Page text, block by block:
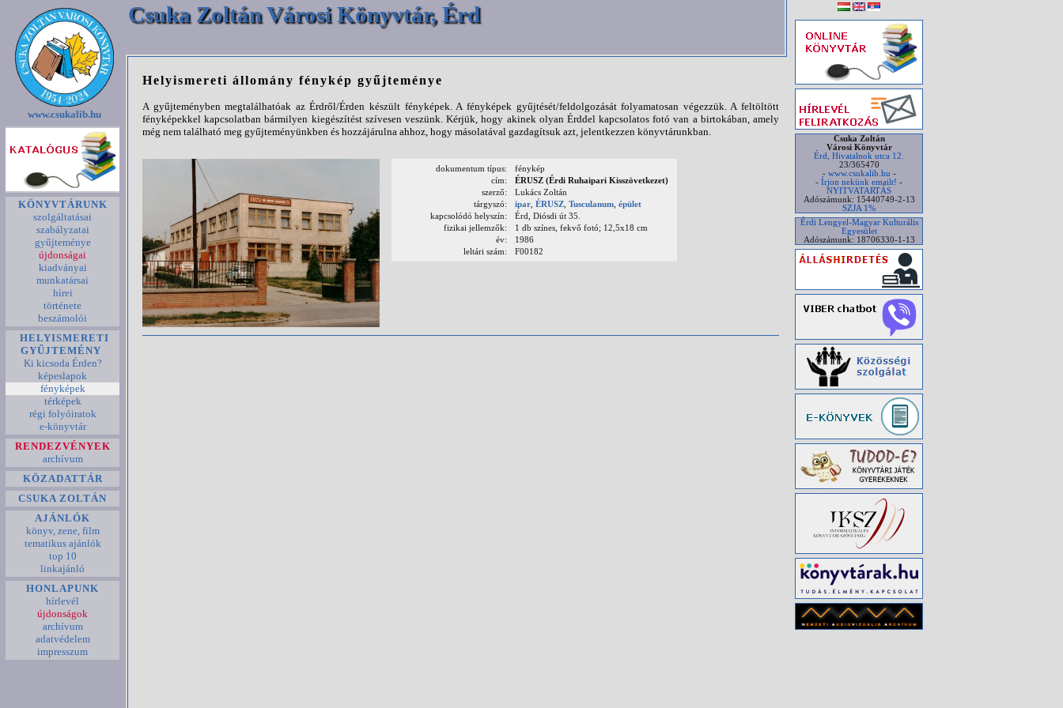
Csuka Zoltán Városi Könyvtár, Érd
www.csukalib.hu
KÖNYVTÁRUNK
szolgáltatásai
szabályzatai
gyűjteménye
újdonságai
kiadványai
munkatársai
hírei
története
beszámolói
HELYISMERETI
GYŰJTEMÉNY
Ki kicsoda Érden?
képeslapok
fényképek
térképek
régi folyóiratok
e-könyvtár
RENDEZVÉNYEK
archívum
KÖZADATTÁR
CSUKA ZOLTÁN
AJÁNLÓK
könyv, zene, film
tematikus ajánlók
top 10
linkajánló
HONLAPUNK
hírlevél
újdonságok
archívum
adatvédelem
impresszum
Helyismereti állomány fénykép gyűjteménye
A gyűjteményben megtalálhatóak az Érdről/Érden készült fényképek. A fényképek gyűjtését/feldolgozását folyamatosan végezzük. A feltöltött
fényképekkel kapcsolatban bármilyen kiegészítést szívesen veszünk. Kérjük, hogy akinek olyan Érddel kapcsolatos fotó van a birtokában, amely
még nem található meg gyűjteményünkben és hozzájárulna ahhoz, hogy másolatával gazdagítsuk azt, jelentkezzen könyvtárunkban.
dokumentum típus:
fénykép
cím:
ÉRUSZ (Érdi Ruhaipari Kisszövetkezet)
szerző:
Lukács Zoltán
tárgyszó:
ipar ÉRUSZ Tusculanum épület
kapcsolódó helyszín:
Érd, Diósdi út 35.
fizikai jellemzők:
1 db színes, fekvő fotó; 12,5x18 cm
év:
1986
leltári szám:
F00182
Csuka Zoltán
Városi Könyvtár
Érd, Hivatalnok utca 12.
23/365470
- www.csukalib.hu -
- Írjon nekünk emailt! -
NYITVATARTÁS
Adószámunk: 15440749-2-13
SZJA 1%
Érdi Lengyel-Magyar Kulturális
Egyesület
Adószámunk: 18706330-1-13